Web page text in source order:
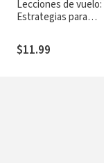
Lecciones de vuelo:
Estrategias para
remontarse en la vida
con habilidad y
$11.99